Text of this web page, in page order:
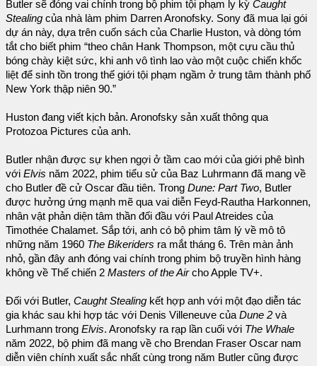
Butler sẽ đóng vai chính trong bộ phim tội phạm ly kỳ Caught
Stealing của nhà làm phim Darren Aronofsky. Sony đã mua lại gói
dự án này, dựa trên cuốn sách của Charlie Huston, và dòng tóm
tắt cho biết phim “theo chân Hank Thompson, một cựu cầu thủ
bóng chày kiệt sức, khi anh vô tình lao vào một cuộc chiến khốc
liệt để sinh tồn trong thế giới tội phạm ngầm ở trung tâm thành phố
New York thập niên 90.”
Huston đang viết kịch bản. Aronofsky sản xuất thông qua
Protozoa Pictures của anh.
Butler nhận được sự khen ngợi ở tầm cao mới của giới phê bình
với Elvis năm 2022, phim tiểu sử của Baz Luhrmann đã mang về
cho Butler đề cử Oscar đầu tiên. Trong Dune: Part Two, Butler
được hưởng ứng mạnh mẽ qua vai diễn Feyd-Rautha Harkonnen,
nhân vật phản diện tâm thần đối đầu với Paul Atreides của
Timothée Chalamet. Sắp tới, anh có bộ phim tâm lý về mô tô
những năm 1960 The Bikeriders ra mắt tháng 6. Trên màn ảnh
nhỏ, gần đây anh đóng vai chính trong phim bộ truyền hình hàng
không về Thế chiến 2 Masters of the Aircho Apple TV+.
Đối với Butler, Caught Stealing kết hợp anh với một đạo diễn tác
gia khác sau khi hợp tác với Denis Villeneuve của Dune 2 và
Lurhmann trong Elvis. Aronofsky ra rạp lần cuối với The Whale
năm 2022, bộ phim đã mang về cho Brendan Fraser Oscar nam
diễn viên chính xuất sắc nhất cùng trong năm Butler cũng được